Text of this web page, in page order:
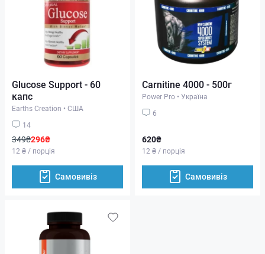
Glucose Support - 60
капс
Earths Creation • США
14
349₴296₴
12 ₴ / порція
Самовивіз
Carnitine 4000 - 500г
Power Pro • Україна
6
620₴
12 ₴ / порція
Самовивіз